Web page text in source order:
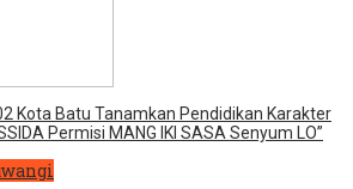
Kota Batu Tanamkan Pendidikan Karakter
Permisi MANG IKI SASA Senyum LO”